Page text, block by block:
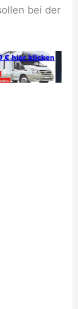
bei der